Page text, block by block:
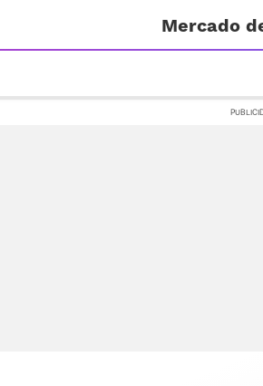
Mercado